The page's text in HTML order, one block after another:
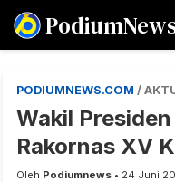
PODIUMNEWS.COM /
Wakil
Rakornas XV
Oleh Podiumnews • 24 Juni